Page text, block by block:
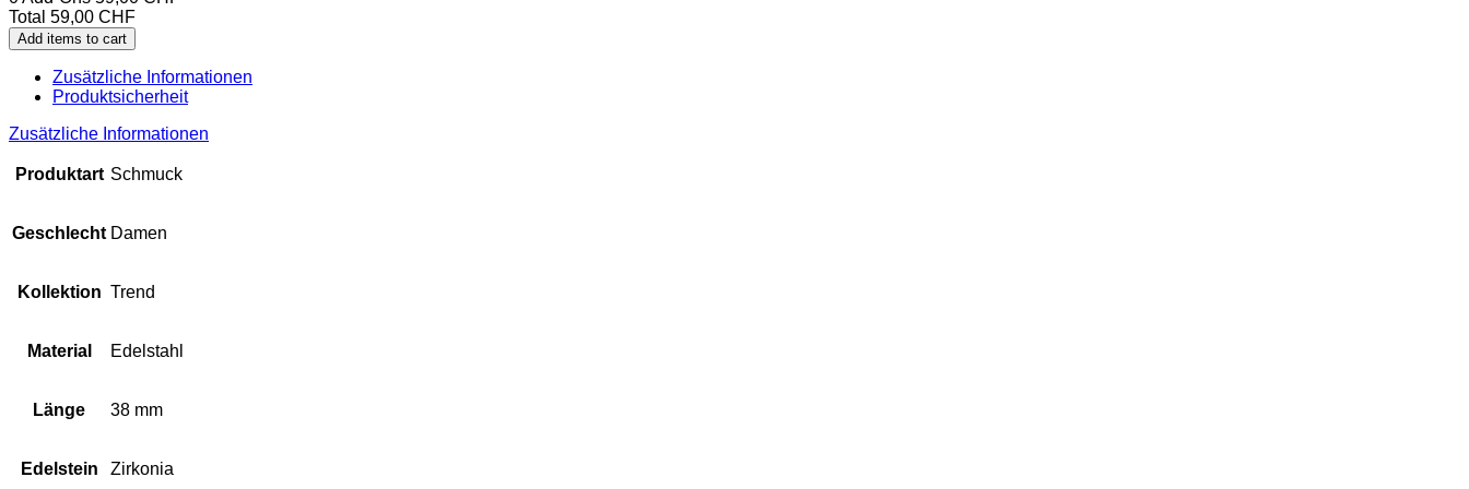
Total 59,00 CHF
Add items to cart
Zusätzliche Informationen
Produktsicherheit
Zusätzliche Informationen
Produktart Schmuck
Geschlecht Damen
Kollektion Trend
Material Edelstahl
Länge 38 mm
Edelstein Zirkonia